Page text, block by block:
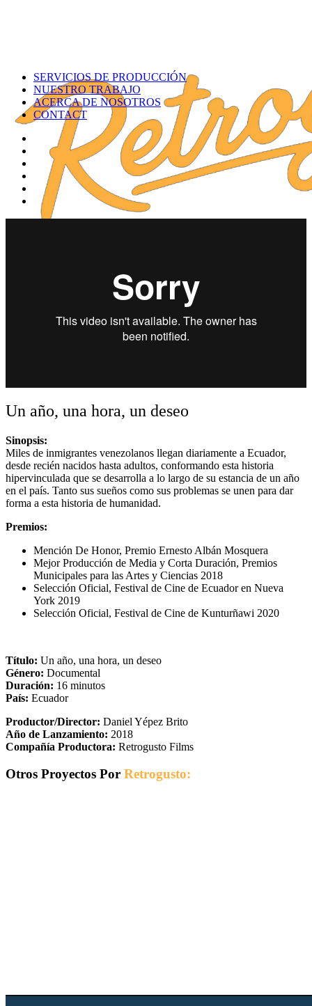
SERVICIOS DE PRODUCCIÓN
NUESTRO TRABAJO
ACERCA DE NOSOTROS
CONTACT
Un año, una hora, un deseo
Sinopsis:
Miles de inmigrantes venezolanos llegan diariamente a Ecuador,
desde recién nacidos hasta adultos, conformando esta historia
hipervinculada que se desarrolla a lo largo de su estancia de un año
en el país. Tanto sus sueños como sus problemas se unen para dar
forma a esta historia de humanidad.
Premios:
Mención De Honor, Premio Ernesto Albán Mosquera
Mejor Producción de Media y Corta Duración, Premios
Municipales para las Artes y Ciencias 2018
Selección Oficial, Festival de Cine de Ecuador en Nueva
York 2019
Selección Oficial, Festival de Cine de Kunturñawi 2020
Título: Un año, una hora, un deseo
Género: Documental
Duración: 16 minutos
País: Ecuador
Productor/Director: Daniel Yépez Brito
Año de Lanzamiento: 2018
Compañía Productora: Retrogusto Films
Otros Proyectos Por Retrogusto: